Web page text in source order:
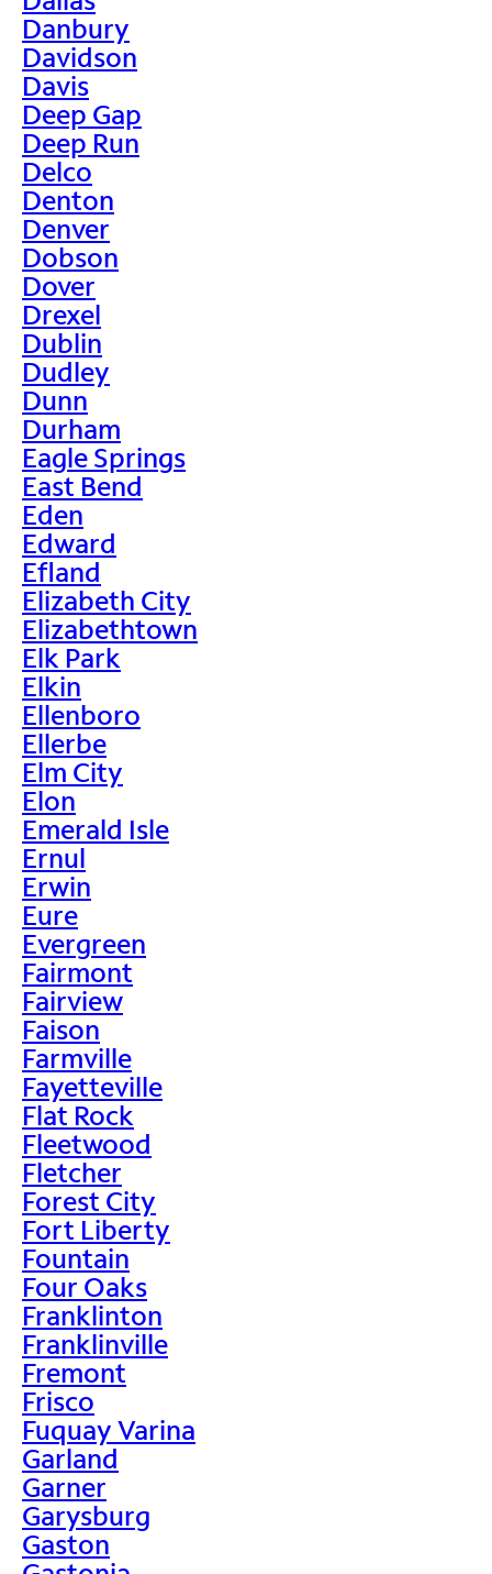
Danbury
Davidson
Davis
Deep Gap
Deep Run
Delco
Denton
Denver
Dobson
Dover
Drexel
Dublin
Dudley
Dunn
Durham
Eagle Springs
East Bend
Eden
Edward
Efland
Elizabeth City
Elizabethtown
Elk Park
Elkin
Ellenboro
Ellerbe
Elm City
Elon
Emerald Isle
Ernul
Erwin
Eure
Evergreen
Fairmont
Fairview
Faison
Farmville
Fayetteville
Flat Rock
Fleetwood
Fletcher
Forest City
Fort Liberty
Fountain
Four Oaks
Franklinton
Franklinville
Fremont
Frisco
Fuquay Varina
Garland
Garner
Garysburg
Gaston